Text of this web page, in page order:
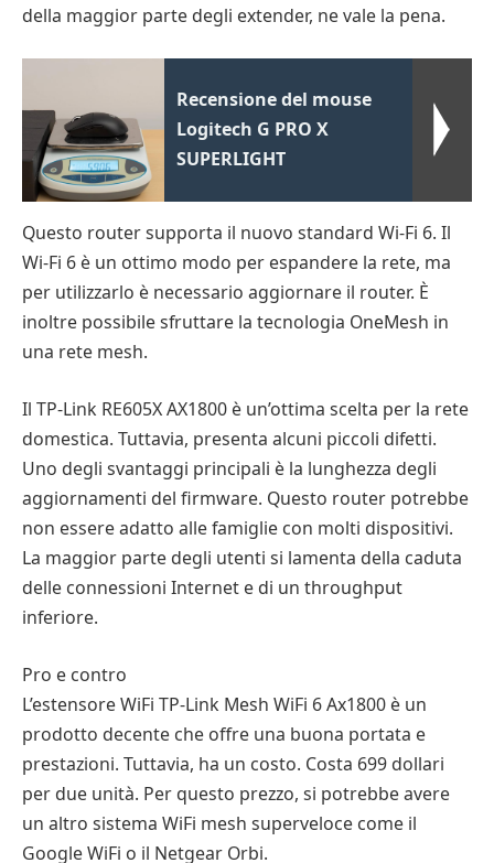
della maggior parte degli extender, ne vale la pena.
Recensione del mouse
Logitech G PRO X
SUPERLIGHT
Questo router supporta il nuovo standard Wi-Fi 6. Il
Wi-Fi 6 è un ottimo modo per espandere la rete, ma
per utilizzarlo è necessario aggiornare il router. È
inoltre possibile sfruttare la tecnologia OneMesh in
una rete mesh.
Il TP-Link RE605X AX1800 è un’ottima scelta per la rete
domestica. Tuttavia, presenta alcuni piccoli difetti.
Uno degli svantaggi principali è la lunghezza degli
aggiornamenti del firmware. Questo router potrebbe
non essere adatto alle famiglie con molti dispositivi.
La maggior parte degli utenti si lamenta della caduta
delle connessioni Internet e di un throughput
inferiore.
Pro e contro
L’estensore WiFi TP-Link Mesh WiFi 6 Ax1800 è un
prodotto decente che offre una buona portata e
prestazioni. Tuttavia, ha un costo. Costa 699 dollari
per due unità. Per questo prezzo, si potrebbe avere
un altro sistema WiFi mesh superveloce come il
Google WiFi o il Netgear Orbi.